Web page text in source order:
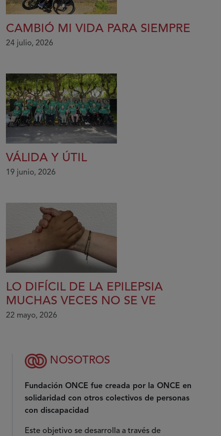
CAMBIÓ MI VIDA PARA SIEMPRE
24 julio, 2026
VÁLIDA Y ÚTIL
19 junio, 2026
LO DIFÍCIL DE LA EPILEPSIA
MUCHAS VECES NO SE VE
22 mayo, 2026
NOSOTROS
Fundación ONCE fue creada por la ONCE en
solidaridad con otros colectivos de personas
con discapacidad
Este objetivo se desarrolla a través de